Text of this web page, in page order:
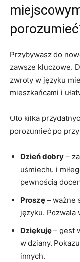
Przybywasz do
zawsze kluczowe.
zwroty​ w języku
mieszkańcami i
Oto kilka
porozumieć po
Dzień dobry –
uśmiechu i
pewnością
Proszę – ważne
języku. Pozwala
Dziękuję – gest
widziany.
innych.